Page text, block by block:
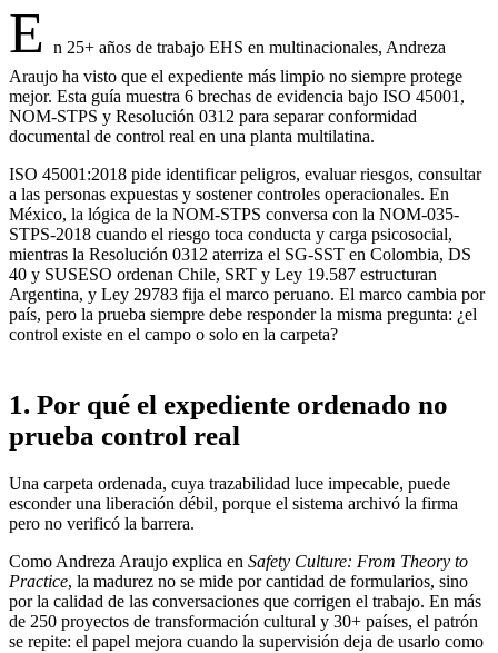
E n 25+ años de trabajo EHS en multinacionales, Andreza
Araujo ha visto que el expediente más limpio no siempre protege
mejor. Esta guía muestra 6 brechas de evidencia bajo ISO 45001,
NOM-STPS y Resolución 0312 para separar conformidad
documental de control real en una planta multilatina.
ISO 45001:2018 pide identificar peligros, evaluar riesgos, consultar
a las personas expuestas y sostener controles operacionales. En
México, la lógica de la NOM-STPS conversa con la NOM-035-
STPS-2018 cuando el riesgo toca conducta y carga psicosocial,
mientras la Resolución 0312 aterriza el SG-SST en Colombia, DS
40 y SUSESO ordenan Chile, SRT y Ley 19.587 estructuran
Argentina, y Ley 29783 fija el marco peruano. El marco cambia por
país, pero la prueba siempre debe responder la misma pregunta: ¿el
control existe en el campo o solo en la carpeta?
1. Por qué el expediente ordenado no
prueba control real
Una carpeta ordenada, cuya trazabilidad luce impecable, puede
esconder una liberación débil, porque el sistema archivó la firma
pero no verificó la barrera.
Como Andreza Araujo explica en Safety Culture: From Theory to
Practice, la madurez no se mide por cantidad de formularios, sino
por la calidad de las conversaciones que corrigen el trabajo. En más
de 250 proyectos de transformación cultural y 30+ países, el patrón
se repite: el papel mejora cuando la supervisión deja de usarlo como